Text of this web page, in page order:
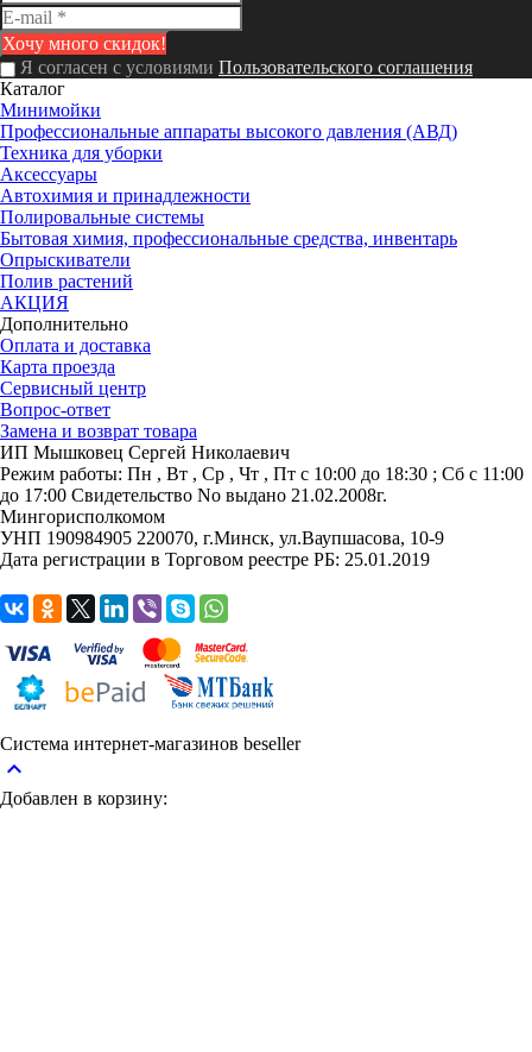
Я согласен с условиями Пользовательского соглашения
Каталог
Минимойки
Профессиональные аппараты высокого давления (АВД)
Техника для уборки
Аксессуары
Автохимия и принадлежности
Полировальные системы
Бытовая химия, профессиональные средства, инвентарь
Опрыскиватели
Полив растений
АКЦИЯ
Дополнительно
Оплата и доставка
Карта проезда
Сервисный центр
Вопрос-ответ
Замена и возврат товара
ИП Мышковец Сергей Николаевич
Режим работы: Пн , Вт , Ср , Чт , Пт c 10:00 до 18:30 ; Сб c 11:00
до 17:00 Свидетельство No выдано 21.02.2008г.
Мингорисполкомом
УНП 190984905 220070, г.Минск, ул.Ваупшасова, 10-9
Дата регистрации в Торговом реестре РБ: 25.01.2019
Система интернет-магазинов beseller
keyboard_arrow_up
Добавлен в корзину: